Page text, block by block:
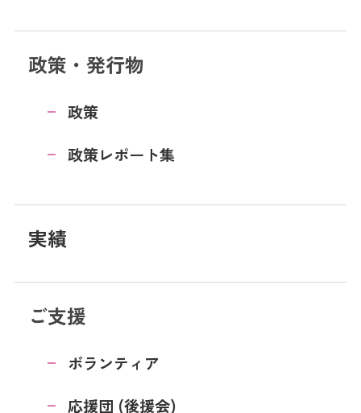
政策・発行物
政策
政策レポート集
実績
ご支援
ボランティア
応援団 (後援会)